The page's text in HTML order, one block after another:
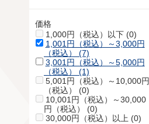
価格
1,000円（税込）以下 (0)
1,001円（税込）～3,000円
（税込） (7)
3,001円（税込）～5,000円
（税込） (1)
5,001円（税込）～10,000円
（税込） (0)
10,001円（税込）～30,000
円（税込） (0)
30,000円（税込）以上 (0)